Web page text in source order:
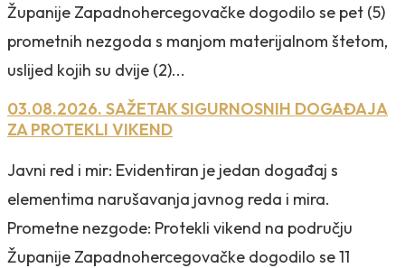
Županije Zapadnohercegovačke dogodilo se pet (5)
prometnih nezgoda s manjom materijalnom štetom,
uslijed kojih su dvije (2)...
03.08.2026. SAŽETAK SIGURNOSNIH DOGAĐAJA
ZA PROTEKLI VIKEND
Javni red i mir: Evidentiran je jedan događaj s
elementima narušavanja javnog reda i mira.
Prometne nezgode: Protekli vikend na području
Županije Zapadnohercegovačke dogodilo se 11